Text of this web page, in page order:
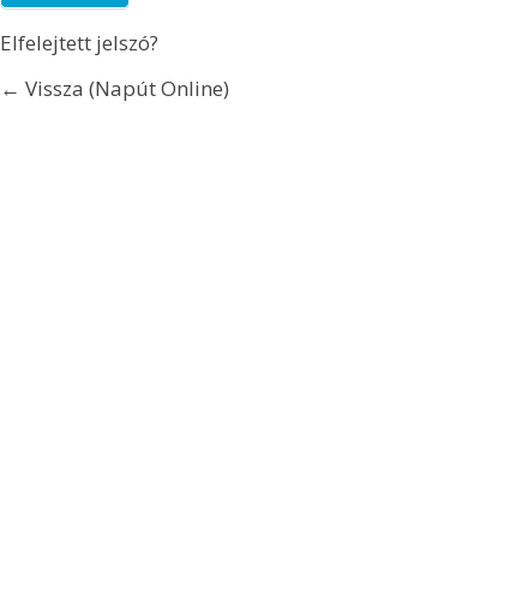
Elfelejtett jelszó?
← Vissza (Napút Online)